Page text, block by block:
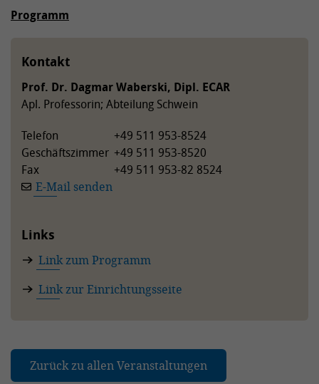
Programm
Kontakt
Prof. Dr. Dagmar Waberski, Dipl. ECAR
Apl. Professorin; Abteilung Schwein
Telefon
+49 511 953-8524
Geschäftszimmer +49 511 953-8520
Fax
+49 511 953-82 8524
E-Mail senden
Links
Link zum Programm
Link zur Einrichtungsseite
Zurück zu allen Veranstaltungen